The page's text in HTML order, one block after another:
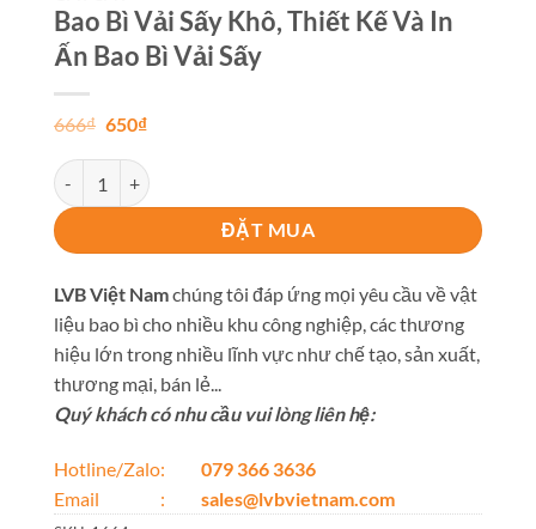
Bao Bì Vải Sấy Khô, Thiết Kế Và In
Ấn Bao Bì Vải Sấy
666₫ Giá
là:
666₫.
650₫Giá
là:
650₫.
Bao Bì Vải Sấy Khô, Thiết Kế Và In Ấn Bao Bì Vải Sấy số lượng
ĐẶT MUA
LVB Việt Namchúng tôi đáp ứng mọi yêu cầu về vật
liệu bao bì cho nhiều khu công nghiệp, các thương
hiệu lớn trong nhiều lĩnh vực như chế tạo, sản xuất,
thương mại, bán lẻ...
Quý khách có nhu cầu vui lòng liên hệ:
Hotline/Zalo:
079 366 3636
Email :
sales@lvbvietnam.com